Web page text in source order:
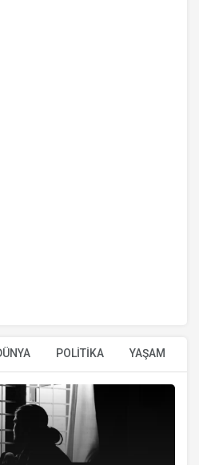
POLİTİKA YAŞAM